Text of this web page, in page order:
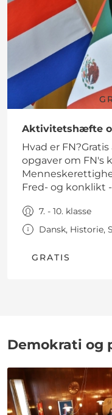
Aktivitetshæfte
Hvad er
opgaver om FN's
Fred- og konklikt
7. - 10. klasse
Dansk, Historie,
GRATIS
Demokrati og